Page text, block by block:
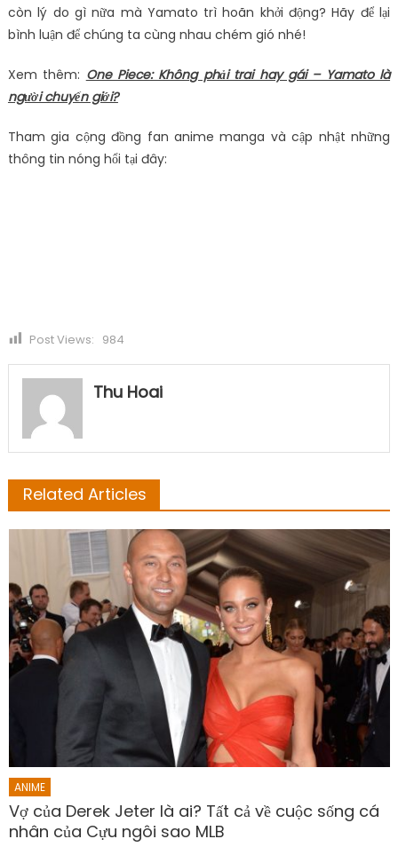
còn lý do gì nữa mà Yamato trì hoãn khởi động? Hãy để lại
bình luận để chúng ta cùng nhau chém gió nhé!
Xem thêm: One Piece: Không phải trai hay gái – Yamato là
người chuyển giới?
Tham gia cộng đồng fan anime manga và cập nhật những
thông tin nóng hổi tại đây:
Post Views: 984
Thu Hoai
Related Articles
ANIME
Vợ của Derek Jeter là ai? Tất cả về cuộc sống cá
nhân của Cựu ngôi sao MLB